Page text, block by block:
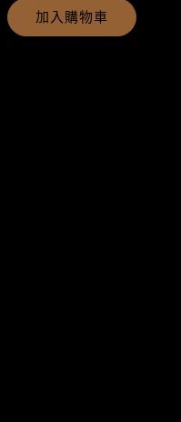
加入購物車